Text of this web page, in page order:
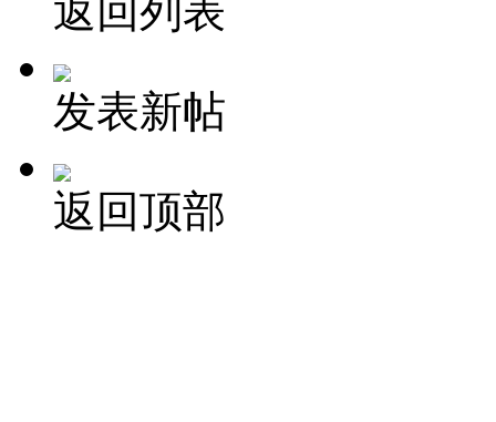
返回列表
发表新帖
返回顶部